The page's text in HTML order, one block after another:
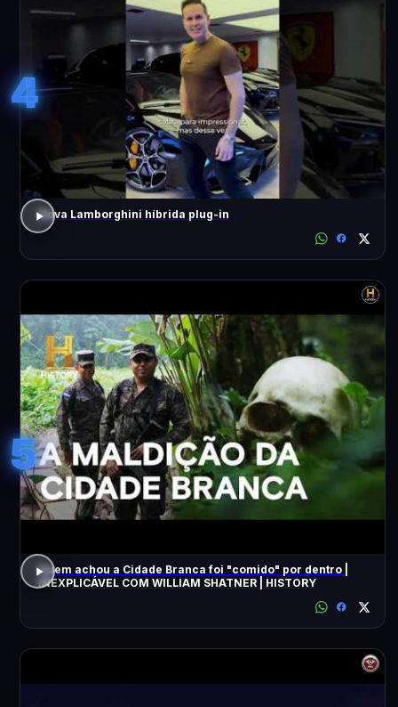
4
Nova Lamborghini híbrida plug-in
5
Quem achou a Cidade Branca foi "comido" por dentro |
INEXPLICÁVEL COM WILLIAM SHATNER | HISTORY